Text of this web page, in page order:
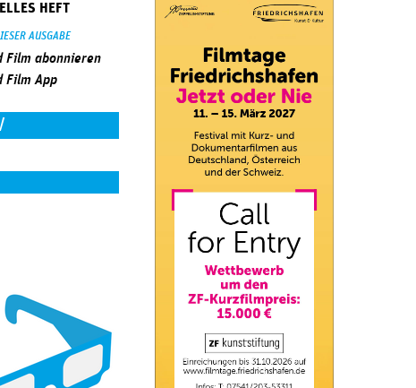
HEFT
AUSGABE
Film abonnieren
Film App